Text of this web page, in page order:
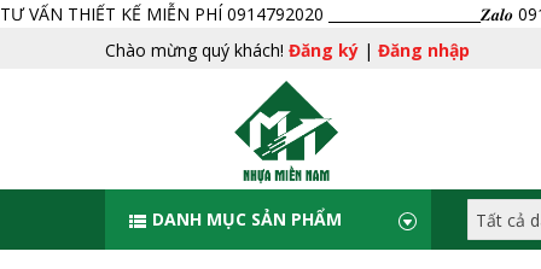
TƯ VẤN THIẾT KẾ MIỄN PHÍ 0914792020 _____________________𝒁𝒂𝒍𝒐
Chào mừng quý khách! Đăng ký | Đăng nhập
DANH MỤC SẢN PHẨM